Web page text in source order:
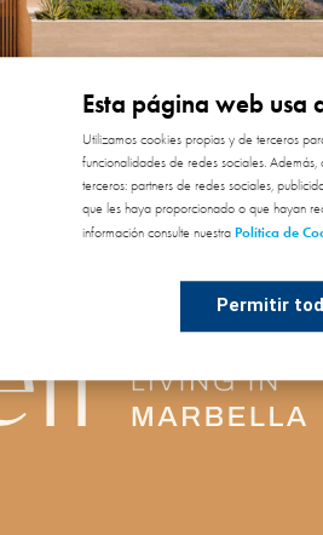
Esta página web usa
Utilizamos cookies propias y de terceros
funcionalidades de redes sociales.
terceros: partners de redes sociales,
que les haya proporcionado o que hayan
información consulte nuestra Política de
Permitir